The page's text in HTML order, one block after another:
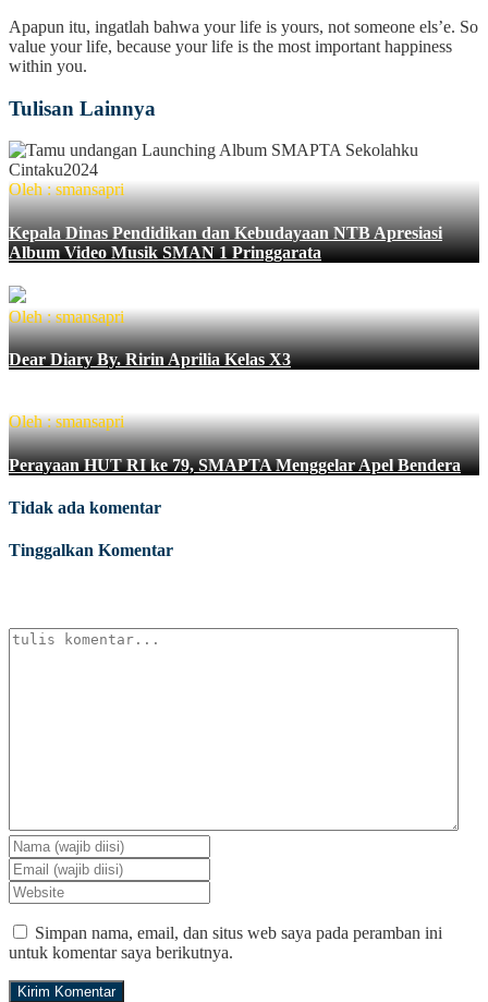
Apapun itu, ingatlah bahwa your life is yours, not someone els’e. So
value your life, because your life is the most important happiness
within you.
Tulisan Lainnya
Oleh : smansapri
Kepala Dinas Pendidikan dan Kebudayaan NTB Apresiasi
Album Video Musik SMAN 1 Pringgarata
Oleh : smansapri
Dear Diary By. Ririn Aprilia Kelas X3
Oleh : smansapri
Perayaan HUT RI ke 79, SMAPTA Menggelar Apel Bendera
Tidak ada komentar
Tinggalkan Komentar
Simpan nama, email, dan situs web saya pada peramban ini
untuk komentar saya berikutnya.